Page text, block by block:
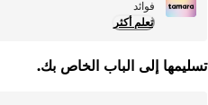
فوائد
تعلم أكثر
تسليمها إلى الباب الخاص بك.